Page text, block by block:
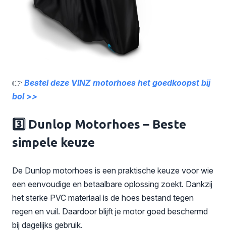
👉 Bestel deze VINZ motorhoes het goedkoopst bij
bol >>
3️⃣ Dunlop Motorhoes – Beste
simpele keuze
De Dunlop motorhoes is een praktische keuze voor wie
een eenvoudige en betaalbare oplossing zoekt. Dankzij
het sterke PVC materiaal is de hoes bestand tegen
regen en vuil. Daardoor blijft je motor goed beschermd
bij dagelijks gebruik.